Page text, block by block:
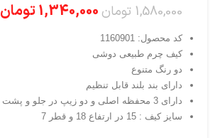
1,580,000 تومان 1,340,000تومان
کد محصول: 1160901
کیف چرم طبیعی دوشی
دو رنگ متنوع
دارای بند بلند قابل تنظیم
دارای 3 محفظه اصلی و دو زیپ در جلو و پشت کیف
سایز کیف : 15 در ارتفاع 18 و قطر 7